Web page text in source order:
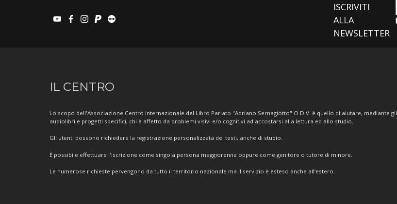
youtubefacebook
instagram
paypalteamviewer
ISCRIVITI
ALLA
NEWSLETTER
Informazioni
IL CENTRO
Lo scopo dell'Associazione Centro Internazionale del Libro Parlato "Adriano Sernagiotto" O.D.V. è quello di aiutare, mediante gli
audiolibri e progetti specifici, chi è affetto da problemi visivi e/o cognitivi ad accostarsi alla lettura ed allo studio.
Gli utenti possono richiedere la registrazione personalizzata dei testi, anche di studio.
È possibile effettuare l'iscrizione come singola persona maggiorenne oppure come genitore o tutore di minore.
Le numerose richieste pervengono da tutto il territorio nazionale ma il servizio è esteso anche all’estero.